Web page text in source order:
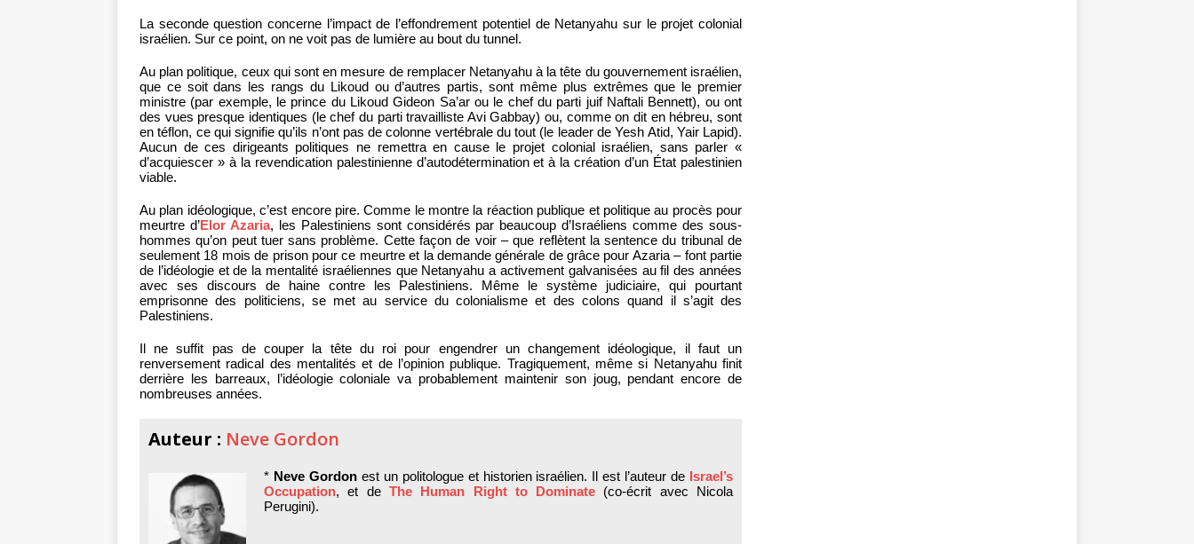
La seconde question concerne l’impact de l’effondrement potentiel de Netanyahu sur le projet colonial
israélien. Sur ce point, on ne voit pas de lumière au bout du tunnel.
Au plan politique, ceux qui sont en mesure de remplacer Netanyahu à la tête du gouvernement israélien,
que ce soit dans les rangs du Likoud ou d’autres partis, sont même plus extrêmes que le premier
ministre (par exemple, le prince du Likoud Gideon Sa’ar ou le chef du parti juif Naftali Bennett), ou ont
des vues presque identiques (le chef du parti travailliste Avi Gabbay) ou, comme on dit en hébreu, sont
en téflon, ce qui signifie qu’ils n’ont pas de colonne vertébrale du tout (le leader de Yesh Atid, Yair Lapid).
Aucun de ces dirigeants politiques ne remettra en cause le projet colonial israélien, sans parler «
d’acquiescer » à la revendication palestinienne d’autodétermination et à la création d’un État palestinien
viable.
Au plan idéologique, c’est encore pire. Comme le montre la réaction publique et politique au procès pour
meurtre d’Elor Azaria, les Palestiniens sont considérés par beaucoup d’Israéliens comme des sous-
hommes qu’on peut tuer sans problème. Cette façon de voir – que reflètent la sentence du tribunal de
seulement 18 mois de prison pour ce meurtre et la demande générale de grâce pour Azaria – font partie
de l’idéologie et de la mentalité israéliennes que Netanyahu a activement galvanisées au fil des années
avec ses discours de haine contre les Palestiniens. Même le système judiciaire, qui pourtant
emprisonne des politiciens, se met au service du colonialisme et des colons quand il s’agit des
Palestiniens.
Il ne suffit pas de couper la tête du roi pour engendrer un changement idéologique, il faut un
renversement radical des mentalités et de l’opinion publique. Tragiquement, même si Netanyahu finit
derrière les barreaux, l’idéologie coloniale va probablement maintenir son joug, pendant encore de
nombreuses années.
Auteur : Neve Gordon
* Neve Gordonest un politologue et historien israélien. Il est l’auteur de Israel’s
Occupation, et de The Human Right to Dominate (co-écrit avec Nicola
Perugini).